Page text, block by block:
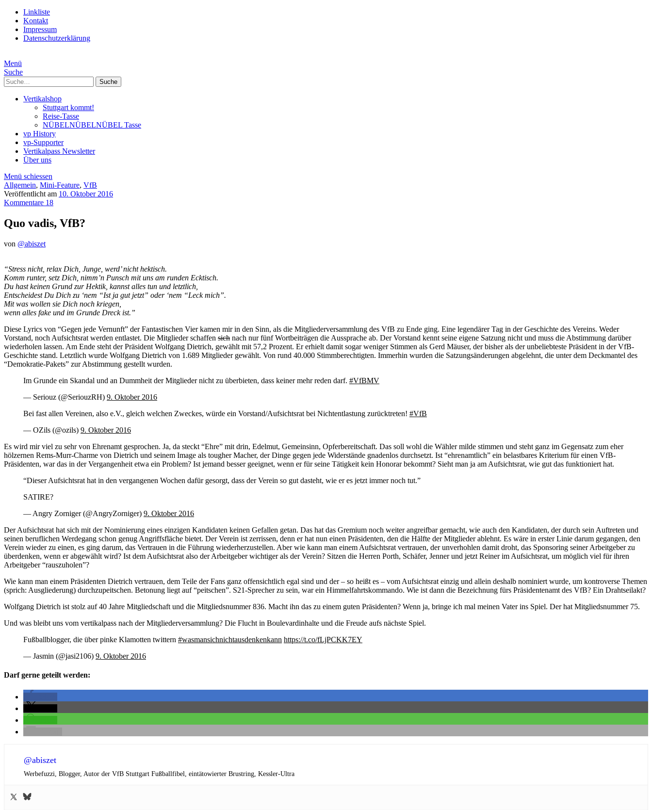
Linkliste
Kontakt
Impressum
Datenschutzerklärung
Menü
Suche
Suche
Vertikalshop
Stuttgart kommt!
Reise-Tasse
NÜBELNÜBELNÜBEL Tasse
vp History
vp-Supporter
Vertikalpass Newsletter
Über uns
Menü schiessen
Allgemein, Mini-Feature, VfB
Veröffentlicht am 10. Oktober 2016
Kommentare 18
Quo vadis, VfB?
von @abiszet
“Stress nicht, relax Dich, Junge, werd’ nicht hektisch.
Komm runter, setz Dich, nimm’n Punsch mit uns am runden Ecktisch.
Du hast keinen Grund zur Hektik, kannst alles tun und letztlich,
Entscheidest Du Dich zu ‘nem “Ist ja gut jetzt” oder ‘nem “Leck mich”.
Mit was wollen sie Dich noch kriegen,
wenn alles fake und im Grunde Dreck ist.”
Diese Lyrics von “Gegen jede Vernunft” der Fantastischen Vier kamen mir in den Sinn, als die Mitgliederversammlung des VfB zu Ende ging. Eine legendärer Tag in der Geschichte des Vereins. Weder
Vorstand, noch Aufsichtsrat werden entlastet. Die Mitglieder schaffen sich nach nur fünf Wortbeiträgen die Aussprache ab. Der Vorstand kennt seine eigene Satzung nicht und muss die Abstimmung darüber
wiederholen lassen. Am Ende steht der Präsident Wolfgang Dietrich, gewählt mit 57,2 Prozent. Er erhielt damit sogar weniger Stimmen als Gerd Mäuser, der bisher als der unbeliebteste Präsident in der VfB-
Geschichte stand. Letztlich wurde Wolfgang Dietrich von 1.689 Mitglieder gewählt. Von rund 40.000 Stimmberechtigten. Immerhin wurden die Satzungsänderungen abgelehnt, die unter dem Deckmantel des
“Demokratie-Pakets” zur Abstimmung gestellt wurden.
Im Grunde ein Skandal und an Dummheit der Mitglieder nicht zu überbieten, dass keiner mehr reden darf. #VfBMV
— Seriouz (@SeriouzRH) 9. Oktober 2016
Bei fast allen Vereinen, also e.V., gleich welchen Zweckes, würde ein Vorstand/Aufsichtsrat bei Nichtentlastung zurücktreten! #VfB
— OZils (@ozils) 9. Oktober 2016
Es wird mir viel zu sehr von Ehrenamt gesprochen. Ja, da steckt “Ehre” mit drin, Edelmut, Gemeinsinn, Opferbereitschaft. Das soll wohl die Wähler milde stimmen und steht ganz im Gegensatz zum eher
hölzernen Rems-Murr-Charme von Dietrich und seinem Image als tougher Macher, der Dinge gegen jede Widerstände gnadenlos durchsetzt. Ist “ehrenamtlich” ein belastbares Kriterium für einen VfB-
Präsidenten, war das in der Vergangenheit etwa ein Problem? Ist jemand besser geeignet, wenn er für seine Tätigkeit kein Honorar bekommt? Sieht man ja am Aufsichtsrat, wie gut das funktioniert hat.
“Dieser Aufsichtsrat hat in den vergangenen Wochen dafür gesorgt, dass der Verein so gut dasteht, wie er es jetzt immer noch tut.”
SATIRE?
— Angry Zorniger (@AngryZorniger) 9. Oktober 2016
Der Aufsichtsrat hat sich mit der Nominierung eines einzigen Kandidaten keinen Gefallen getan. Das hat das Gremium noch weiter angreifbar gemacht, wie auch den Kandidaten, der durch sein Auftreten und
seinen beruflichen Werdegang schon genug Angriffsfläche bietet. Der Verein ist zerrissen, denn er hat nun einen Präsidenten, den die Hälfte der Mitglieder ablehnt. Es wäre in erster Linie darum gegangen, den
Verein wieder zu einen, es ging darum, das Vertrauen in die Führung wiederherzustellen. Aber wie kann man einem Aufsichtsrat vertrauen, der unverhohlen damit droht, das Sponsoring seiner Arbeitgeber zu
überdenken, wenn er abgewählt wird? Ist dem Aufsichtsrat also der Arbeitgeber wichtiger als der Verein? Sitzen die Herren Porth, Schäfer, Jenner und jetzt Reiner im Aufsichtsrat, um möglich viel für ihren
Arbeitgeber “rauszuholen”?
Wie kann man einem Präsidenten Dietrich vertrauen, dem Teile der Fans ganz offensichtlich egal sind und der – so heißt es – vom Aufsichtsrat einzig und allein deshalb nominiert wurde, um kontroverse Themen
(sprich: Ausgliederung) durchzupeitschen. Betonung liegt auf “peitschen”. S21-Sprecher zu sein, war ein Himmelfahrtskommando. Wie ist dann die Bezeichnung fürs Präsidentenamt des VfB? Ein Drahtseilakt?
Wolfgang Dietrich ist stolz auf 40 Jahre Mitgliedschaft und die Mitgliedsnummer 836. Macht ihn das zu einem guten Präsidenten? Wenn ja, bringe ich mal meinen Vater ins Spiel. Der hat Mitgliedsnummer 75.
Und was bleibt uns vom vertikalpass nach der Mitgliederversammlung? Die Flucht in Boulevardinhalte und die Freude aufs nächste Spiel.
Fußballblogger, die über pinke Klamotten twittern #wasmansichnichtausdenkenkann https://t.co/fLjPCKK7EY
— Jasmin (@jasi2106) 9. Oktober 2016
Darf gerne geteilt werden:
@abiszet
Werbefuzzi, Blogger, Autor der VfB Stuttgart Fußballfibel, eintätowierter Brustring, Kessler-Ultra